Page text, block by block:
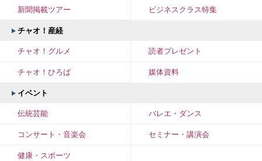
新聞掲載ツアー ビジネスクラス特集
チャオ！産経
チャオ！グルメ 読者プレゼント
チャオ！ひろば 媒体資料
イベント
伝統芸能 バレエ・ダンス
コンサート・音楽会 セミナー・講演会
健康・スポーツ